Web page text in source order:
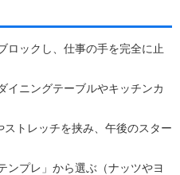
ロックし、仕事の手を完全に止
イニングテーブルやキッチンカ
トレッチを挟み、午後のスター
ンプレ」から選ぶ（ナッツやヨ